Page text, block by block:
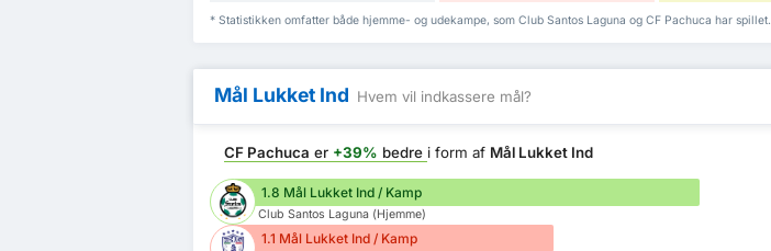
* Statistikken omfatter både hjemme- og udekampe, som Club Santos Laguna og CF Pachuca har spillet.
Mål Lukket Ind Hvem vil indkassere mål?
CF Pachuca er +39% bedre i form af Mål Lukket Ind
1.8 Mål Lukket Ind / Kamp
Club Santos Laguna (Hjemme)
1.1 Mål Lukket Ind / Kamp